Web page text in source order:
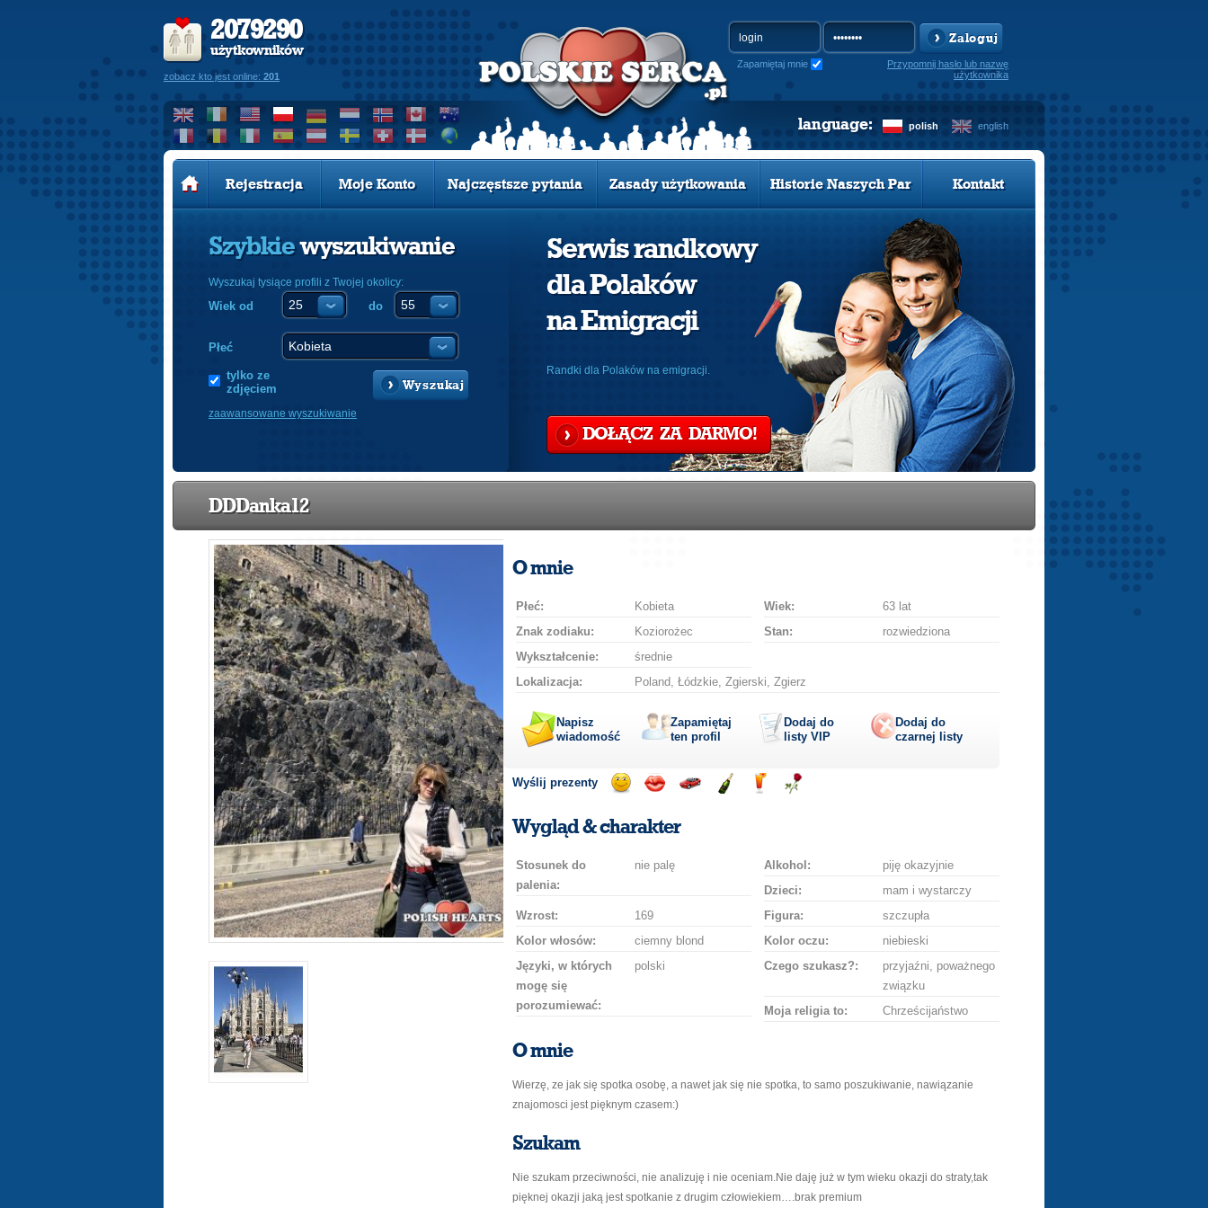
2079290
użytkowników
zobacz kto jest online: 201
Zaloguj
Zapamiętaj mnie
Przypomnij hasło lub nazwę
użytkownika
polish english
language:
Rejestracja Moje Konto Najczęstsze pytania Zasady użytkowania Historie Naszych Par Kontakt
Szybkiewyszukiwanie
Wyszukaj tysiące profili z Twojej okolicy:
Wiek od do
Płeć
tylko ze
zdjęciem
Wyszukaj
zaawansowane wyszukiwanie
Serwis randkowy
dla Polaków
na Emigracji
Randki dla Polaków na emigracji.
DOŁĄCZ ZA DARMO!
DDDanka12
O mnie
Płeć: Kobieta Wiek:
63 lat
Znak zodiaku:
Koziorożec Stan:
rozwiedziona
Wykształcenie:
średnie
Lokalizacja:
Poland, Łódzkie, Zgierski, Zgierz
Napisz
wiadomość
Zapamiętaj
ten profil
Dodaj do
listy VIP
Dodaj do
czarnej listy
Wyślij prezenty
uśmiechbuziaka
Wygląd & charakter
Stosunek do
palenia:
nie palę Alkohol:
piję okazyjnie
Dzieci:
mam i wystarczy
Wzrost:
169 Figura:
szczupła
Kolor włosów:
ciemny blond Kolor oczu:
niebieski
Języki, w których
mogę się
porozumiewać:
polski Czego szukasz?:
przyjaźni, poważnego
związku
Moja religia to:
Chrześcijaństwo
O mnie
Wierzę, ze jak się spotka osobę, a nawet jak się nie spotka, to samo poszukiwanie, nawiązanie
znajomosci jest pięknym czasem:)
Szukam
Nie szukam przeciwności, nie analizuję i nie oceniam.Nie daję już w tym wieku okazji do straty,tak
pięknej okazji jaką jest spotkanie z drugim człowiekiem….brak premium